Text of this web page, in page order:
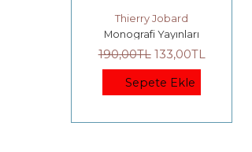
Thierry Jobard
Monografi Yayınları
190,00TL 133,00TL
Sepete Ekle